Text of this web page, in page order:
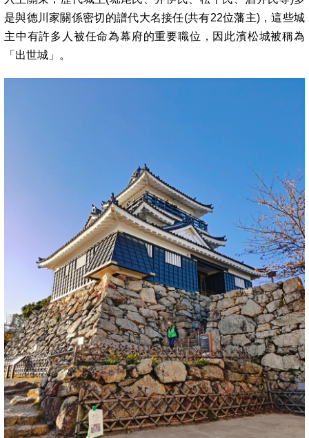
是與德川家關係密切的譜代大名接任(共有22位藩主)，這些城
主中有許多人被任命為幕府的重要職位，因此濱松城被稱為
「出世城」。